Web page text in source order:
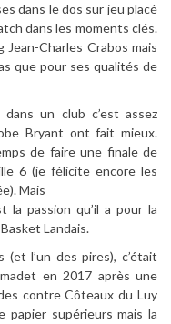
dans le dos sur jeu placé
dans les moments clés.
Charles Crabos mais
que pour ses qualités de
un club c’est assez
Bryant ont fait mieux.
de faire une finale de
6 (je félicite encore les
Mais
la passion qu’il a pour la
Landais.
l’un des pires), c’était
en 2017 après une
contre Côteaux du Luy
papier supérieurs mais la